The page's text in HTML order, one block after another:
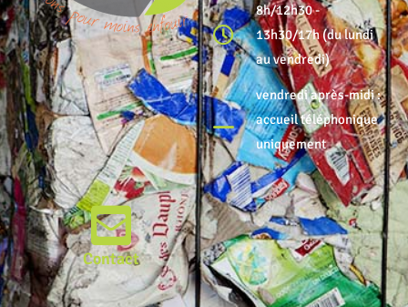
8h/12h30 -
13h30/17h (du lundi
au vendredi)
vendredi après-midi :
accueil téléphonique
uniquement
Contact